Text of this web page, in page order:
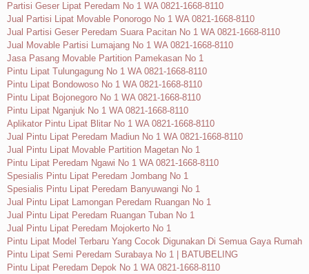
Partisi Geser Lipat Peredam No 1 WA 0821-1668-8110
Jual Partisi Lipat Movable Ponorogo No 1 WA 0821-1668-8110
Jual Partisi Geser Peredam Suara Pacitan No 1 WA 0821-1668-8110
Jual Movable Partisi Lumajang No 1 WA 0821-1668-8110
Jasa Pasang Movable Partition Pamekasan No 1
Pintu Lipat Tulungagung No 1 WA 0821-1668-8110
Pintu Lipat Bondowoso No 1 WA 0821-1668-8110
Pintu Lipat Bojonegoro No 1 WA 0821-1668-8110
Pintu Lipat Nganjuk No 1 WA 0821-1668-8110
Aplikator Pintu Lipat Blitar No 1 WA 0821-1668-8110
Jual Pintu Lipat Peredam Madiun No 1 WA 0821-1668-8110
Jual Pintu Lipat Movable Partition Magetan No 1
Pintu Lipat Peredam Ngawi No 1 WA 0821-1668-8110
Spesialis Pintu Lipat Peredam Jombang No 1
Spesialis Pintu Lipat Peredam Banyuwangi No 1
Jual Pintu Lipat Lamongan Peredam Ruangan No 1
Jual Pintu Lipat Peredam Ruangan Tuban No 1
Jual Pintu Lipat Peredam Mojokerto No 1
Pintu Lipat Model Terbaru Yang Cocok Digunakan Di Semua Gaya Rumah
Pintu Lipat Semi Peredam Surabaya No 1 | BATUBELING
Pintu Lipat Peredam Depok No 1 WA 0821-1668-8110